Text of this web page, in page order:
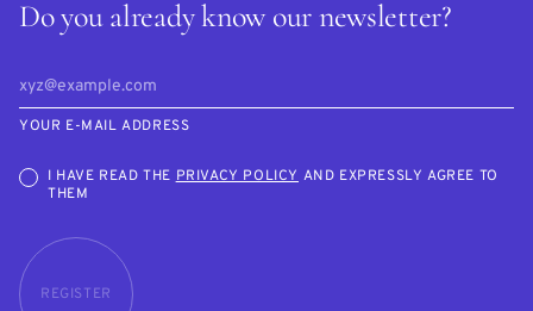
Do you already know our newsletter?
YOUR E-MAIL ADDRESS
I HAVE READ THEPRIVACY POLICY AND EXPRESSLY AGREE TO
THEM
REGISTER